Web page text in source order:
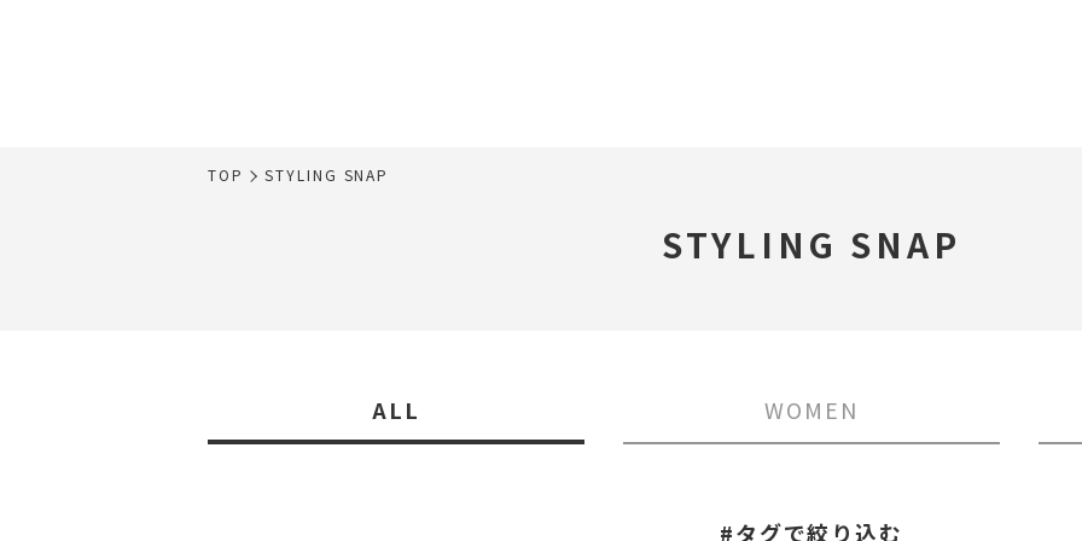
TOP STYLING SNAP
STYLING SNAP
ALL WOMEN
#タグで絞り込む